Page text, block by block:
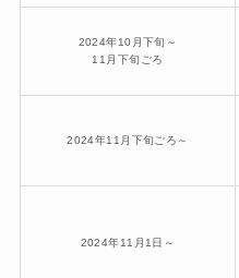
2024年10月下旬～
11月下旬ごろ
2024年11月下旬ごろ～
2024年11月1日～